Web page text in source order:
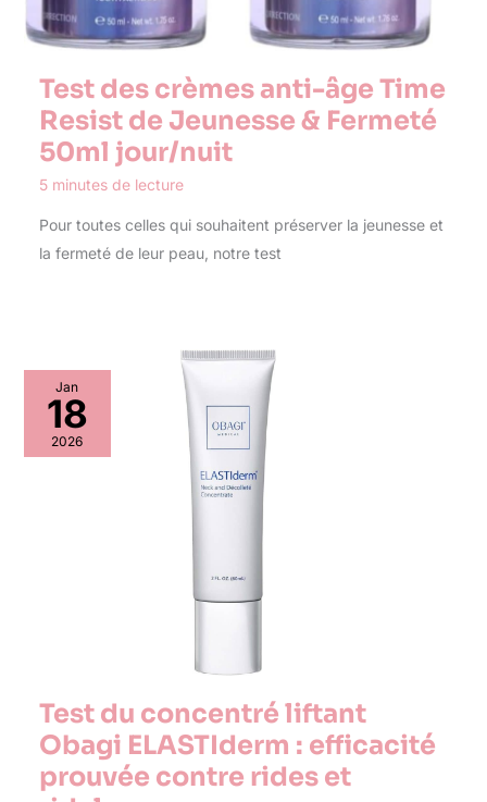
Test des crèmes anti-âge Time
Resist de Jeunesse & Fermeté
50ml jour/nuit
5 minutes de lecture
Pour toutes celles qui souhaitent préserver la jeunesse et
la fermeté de leur peau, notre test
Jan
18
2026
Test du concentré liftant
Obagi ELASTIderm : efficacité
prouvée contre rides et